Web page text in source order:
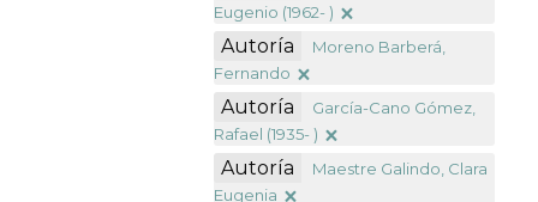
Eugenio (1962- )
Autoría
Moreno Barberá,
Fernando
Autoría
García-Cano Gómez,
Rafael (1935- )
Autoría
Maestre Galindo, Clara
Eugenia